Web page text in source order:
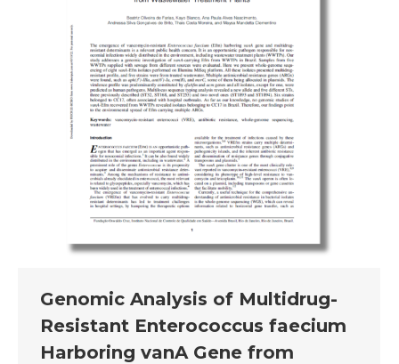
Genomic Analysis of Multidrug-
Resistant Enterococcus faecium
Harboring vanA Gene from